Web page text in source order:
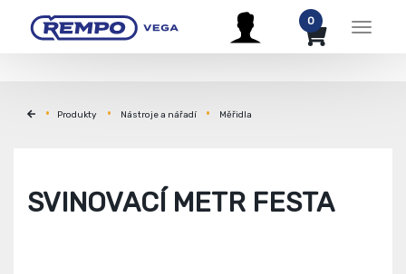
Menu
0
Produkty Nástroje a nářadí Měřidla
SVINOVACÍ METR FESTA